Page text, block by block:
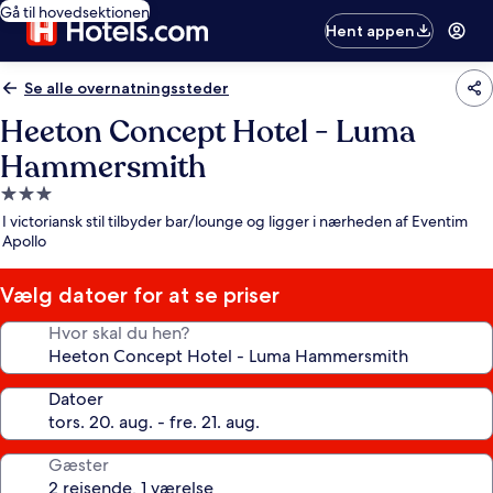
Gå til hovedsektionen
Hent appen
Se alle overnatningssteder
Heeton Concept Hotel - Luma
Hammersmith
3.0-
stjernet
overnatningssted
I victoriansk stil tilbyder bar/lounge og ligger i nærheden af Eventim
Apollo
Vælg datoer for at se priser
Hvor skal du hen?
Datoer
Gæster